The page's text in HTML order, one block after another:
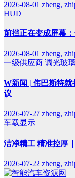
2026-08-01 zheng,
HUD
前挡正在变成屏幕
2026-08-01 zheng,
一级供应商 调光玻
W新闻 | 伟巴斯特
议
2026-07-27 zheng,
车载显示
洁净精工 精准控厚
2026-07-22 zheng,